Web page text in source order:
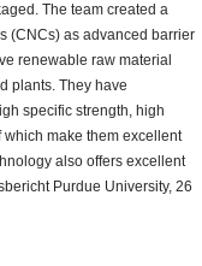
The team created a
(CNCs) as advanced barrier
renewable raw material
plants. They have
specific strength, high
make them excellent
also offers excellent
Purdue University, 26